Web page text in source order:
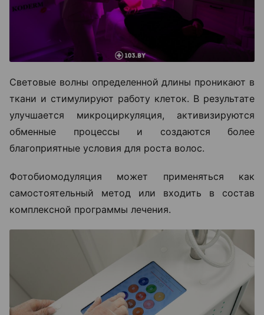
Световые волны определенной длины проникают в
ткани и стимулируют работу клеток. В результате
улучшается микроциркуляция, активизируются
обменные процессы и создаются более
благоприятные условия для роста волос.
Фотобиомодуляция может применяться как
самостоятельный метод или входить в состав
комплексной программы лечения.